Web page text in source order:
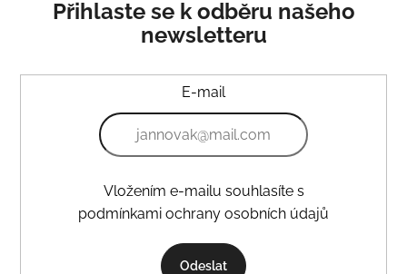
Přihlaste se k odběru našeho
newsletteru
E-mail
podmínkami ochrany osobních údajů
Odeslat